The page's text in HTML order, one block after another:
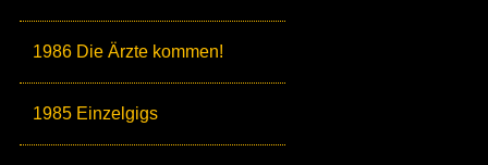
1986 Die Ärzte kommen!
1985 Einzelgigs